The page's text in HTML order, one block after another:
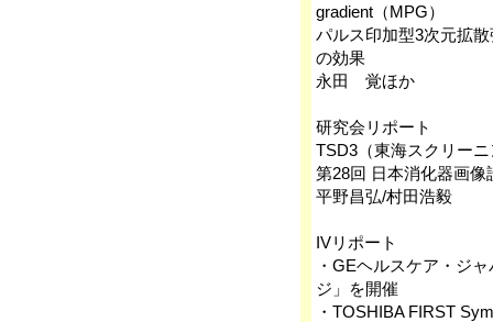
gradient（MPG）
パルス印加型3次元拡
の効果
永田 覚ほか
研究会リポート
TSD3（東海スクリー
第28回 日本消化器画
平野昌弘/村田浩毅
IVリポート
・GEヘルスケア・ジ
ジ」を開催
・TOSHIBA FIRST